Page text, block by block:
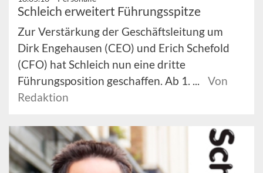
Schleich erweitert Führungsspitze
Zur Verstärkung der Geschäftsleitung um
Dirk Engehausen (CEO) und Erich Schefold
(CFO) hat Schleich nun eine dritte
Führungsposition geschaffen. Ab 1. ...
Von
Redaktion